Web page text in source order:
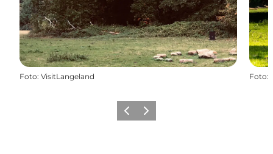
Foto: VisitLangeland Foto:
ForrigeNæste